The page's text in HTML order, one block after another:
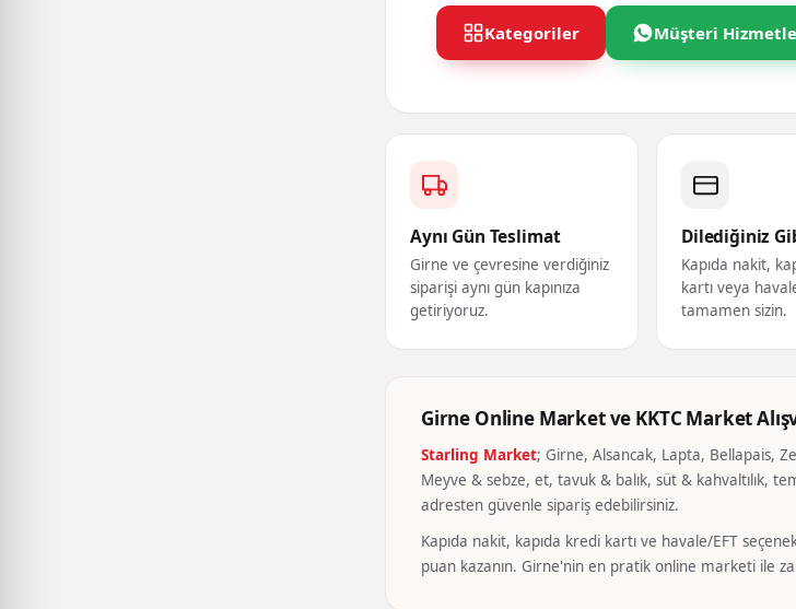
Kategoriler Müşteri
Aynı Gün Teslimat
Girne ve çevresine verdiğiniz
siparişi aynı gün kapınıza
getiriyoruz.
Dilediğiniz
Kapıda nakit,
kartı veya
tamamen sizin.
Girne Online Market ve KKTC Market
Starling Market; Girne, Alsancak, Lapta, Bellapais,
Meyve & sebze, et, tavuk & balık, süt & kahvaltılık,
adresten güvenle sipariş edebilirsiniz.
Kapıda nakit, kapıda kredi kartı ve havale/EFT
puan kazanın. Girne'nin en pratik online marketi ile